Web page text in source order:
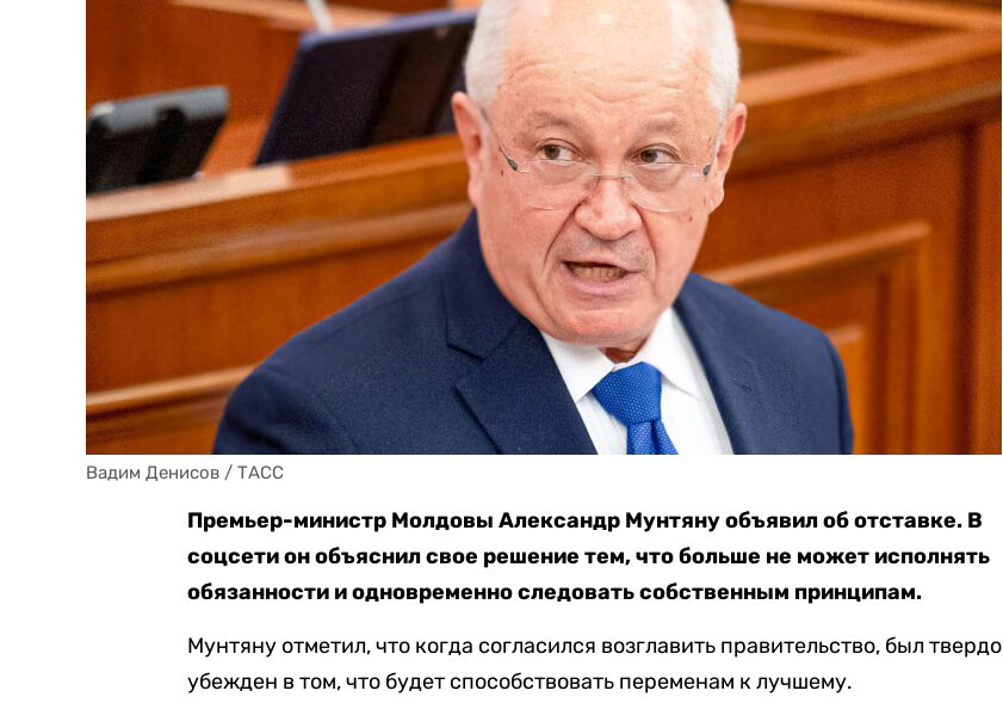
Вадим Денисов / ТАСС
Премьер-министр Молдовы Александр Мунтяну объявил об отставке. В
соцсети он объяснил свое решение тем, что больше не может исполнять
обязанности и одновременно следовать собственным принципам.
Мунтяну отметил, что когда согласился возглавить правительство, был твердо
убежден в том, что будет способствовать переменам к лучшему.